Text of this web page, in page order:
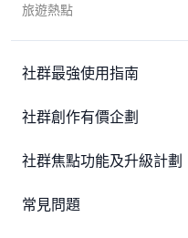
旅遊熱點
社群最強使用指南
社群創作有價企劃
社群焦點功能及升級計劃
常見問題